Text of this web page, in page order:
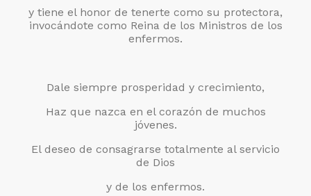
y tiene el honor de tenerte como su protectora,
invocándote como Reina de los Ministros de los
enfermos.
Dale siempre prosperidad y crecimiento,
Haz que nazca en el corazón de muchos
jóvenes.
El deseo de consagrarse totalmente al servicio
de Dios
y de los enfermos.